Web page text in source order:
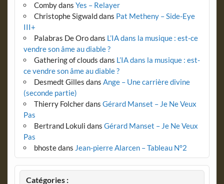
Combydans Yes – Relayer
Christophe Sigwalddans Pat Metheny – Side-Eye
III+
Palabras De Orodans L’IA dans la musique : est-ce
vendre son âme au diable ?
Gathering of clouds dans L’IA dans la musique : est-
ce vendre son âme au diable ?
Desmedt Gilles dans Ange – Une carrière divine
(seconde partie)
Thierry Folcherdans Gérard Manset – Je Ne Veux
Pas
Bertrand Lokuli dans Gérard Manset – Je Ne Veux
Pas
bhostedans Jean-pierre Alarcen – Tableau N°2
Catégories :